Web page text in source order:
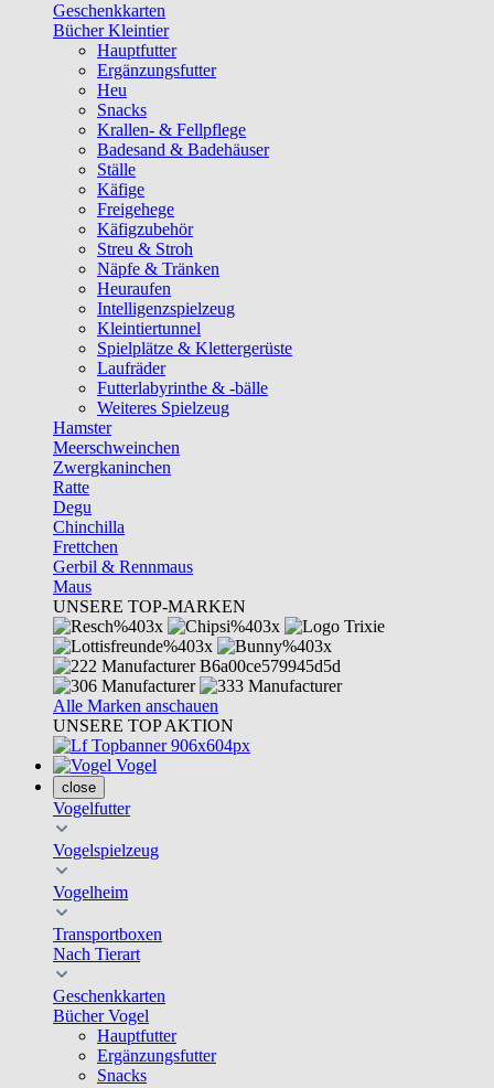
Geschenkkarten
Bücher Kleintier
Hauptfutter
Ergänzungsfutter
Heu
Snacks
Krallen- & Fellpflege
Badesand & Badehäuser
Ställe
Käfige
Freigehege
Käfigzubehör
Streu & Stroh
Näpfe & Tränken
Heuraufen
Intelligenzspielzeug
Kleintiertunnel
Spielplätze & Klettergerüste
Laufräder
Futterlabyrinthe & -bälle
Weiteres Spielzeug
Hamster
Meerschweinchen
Zwergkaninchen
Ratte
Degu
Chinchilla
Frettchen
Gerbil & Rennmaus
Maus
UNSERE TOP-MARKEN
Alle Marken anschauen
UNSERE TOP AKTION
Vogel
close
Vogelfutter
Vogelspielzeug
Vogelheim
Transportboxen
Nach Tierart
Geschenkkarten
Bücher Vogel
Hauptfutter
Ergänzungsfutter
Snacks